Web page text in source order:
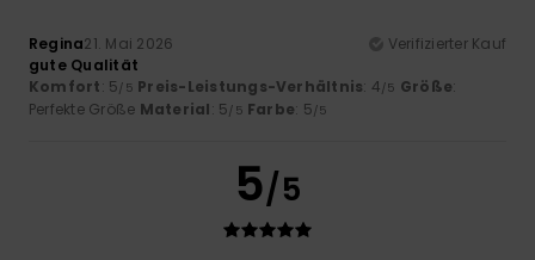
Regina21. Mai 2026
Verifizierter Kauf
gute Qualität
Komfort: 5/5 Preis-Leistungs-Verhältnis: 4/5 Größe:
Perfekte Größe Material: 5/5 Farbe: 5/5
5/5